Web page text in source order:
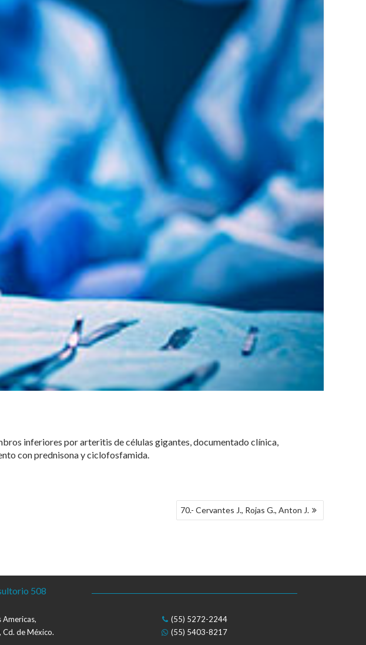
inferiores por arteritis de células gigantes, documentado clínica,
con prednisona y ciclofosfamida.
70.- Cervantes J., Rojas G., Anton J.
508
Americas,
Cd. de México.
(55) 5272-2244
(55) 5403-8217